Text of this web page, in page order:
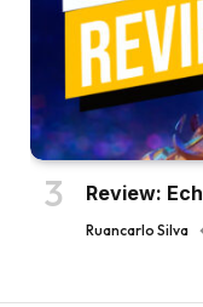
Review:
Ruancarlo Silva